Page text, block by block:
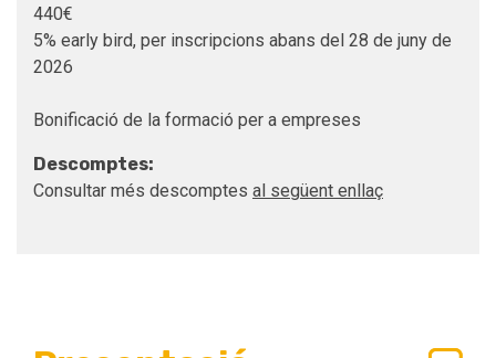
440€
5% early bird, per inscripcions abans del 28 de juny de
2026
Bonificació de la formació per a empreses
Descomptes:
Consultar més descomptes al següent enllaç